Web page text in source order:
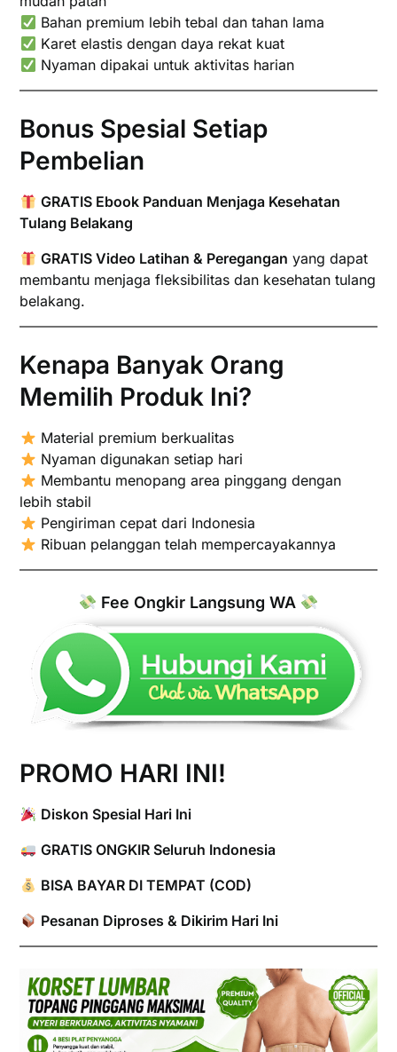
Bahan premium lebih tebal dan tahan lama
Karet elastis dengan daya rekat kuat
Nyaman dipakai untuk aktivitas harian
Bonus Spesial Setiap
Pembelian
GRATIS Ebook Panduan Menjaga Kesehatan
Tulang Belakang
GRATIS Video Latihan & Peregangan yang dapat
membantu menjaga fleksibilitas dan kesehatan tulang
belakang.
Kenapa Banyak Orang
Memilih Produk Ini?
Material premium berkualitas
Nyaman digunakan setiap hari
Membantu menopang area pinggang dengan
lebih stabil
Pengiriman cepat dari Indonesia
Ribuan pelanggan telah mempercayakannya
Fee Ongkir Langsung WA
PROMO HARI INI!
Diskon Spesial Hari Ini
GRATIS ONGKIR Seluruh Indonesia
BISA BAYAR DI TEMPAT (COD)
Pesanan Diproses & Dikirim Hari Ini